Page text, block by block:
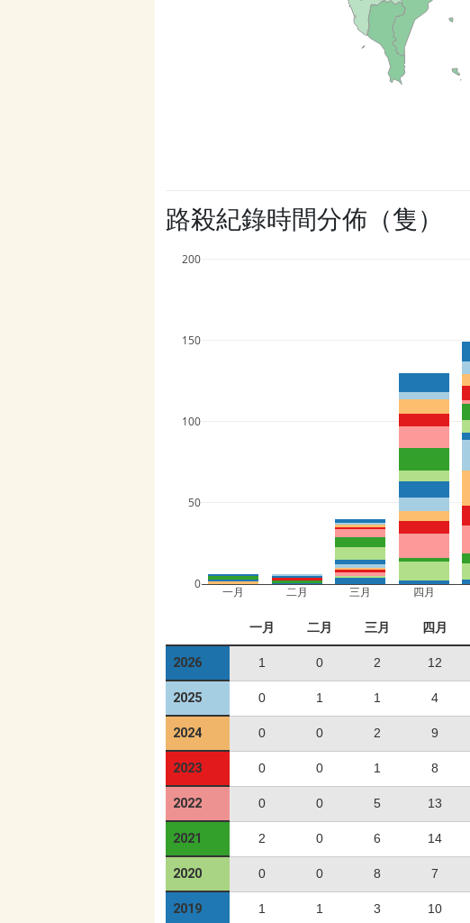
路殺紀錄時間分佈（隻）
一月 二月 三月 四月
0
50
100
150
200
一月 二月 三月 四月
2026 1 0 2 12
2025 0 1 1 4
2024 0 0 2 9
2023 0 0 1 8
2022 0 0 5 13
2021 2 0 6 14
2020 0 0 8 7
2019 1 1 3 10